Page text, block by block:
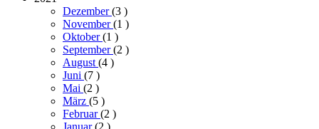
Dezember(3 )
November(1 )
Oktober(1 )
September(2 )
August (4 )
Juni (7 )
Mai (2 )
März (5 )
Februar(2 )
Januar(2 )